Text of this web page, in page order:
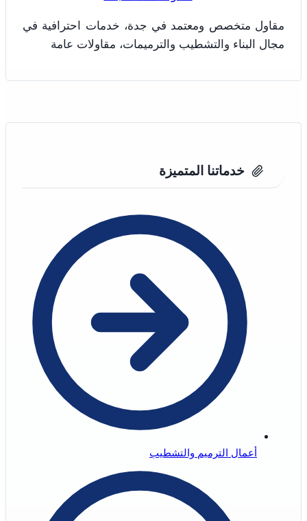
كتالوج
بلاط
جدة
مقاول متخصص ومعتمد في جدة، خدمات احترافية في
مجال البناء والتشطيب والترميمات، مقاولات عامة
خدماتنا المتميزة
أعمال الترميم والتشطيب